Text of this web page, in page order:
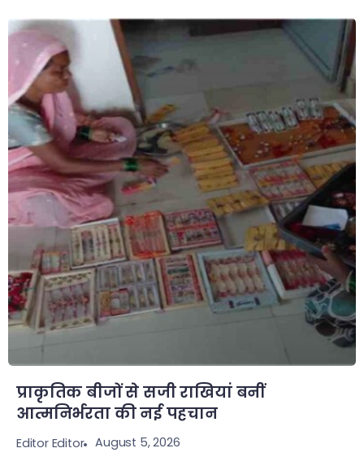
प्राकृतिक बीजों से सजी राखियां बनीं
आत्मनिर्भरता की नई पहचान
Editor Editor August 5, 2026